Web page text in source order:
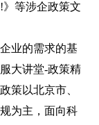
等涉企政策文
业的需求的基
大讲堂-政策精
策以北京市、
为主，面向科